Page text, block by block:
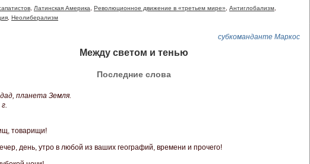
Латинская Америка Революционное движение в «третьем мире» Антиглобализм
Неолиберализм
субкоманданте Маркос
Между светом и тенью
Последние слова
планета Земля.
товарищи!
день, утро в любой из ваших географий, времени и прочего!